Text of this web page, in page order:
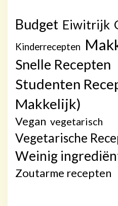
Budget Eiwitrijk
Kinderrecepten
Snelle Recepten
Studenten
Makkelijk)
Vegan vegetarisch
Vegetarische
Weinig
Zoutarme recepten